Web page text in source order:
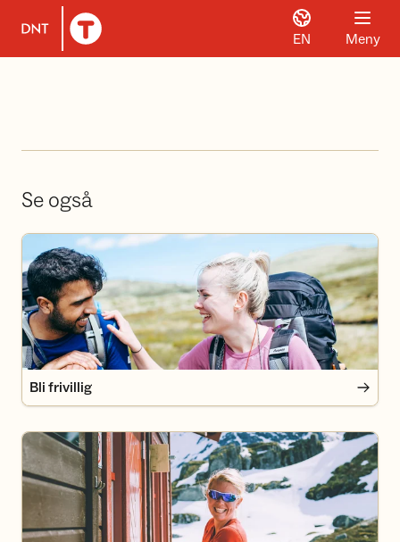
Til DNT.no forside
EN Meny
Se også
Bli frivillig
Bli frivillig
Bli medlem